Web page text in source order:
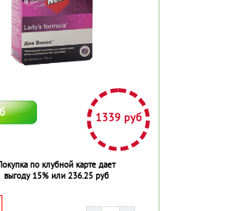
1339 руб
по клубной карте дает
выгоду 15% или 236.25 руб